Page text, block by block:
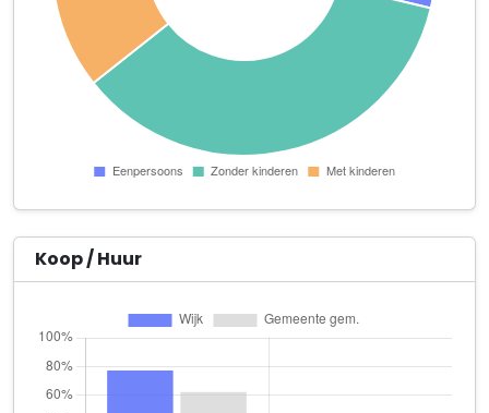
Verburg Plantenkwekerij & Stalling V.o.f.
Drieëndijk 29
Wijngaard Dienstverlening
Schoolstraat 2 b
Danny's Klusdiensten
Oliphantspad 11
Frá Einhyrningi
Stationsweg 26
gastgezin Mila
Hugo van Voorneweg 60
G.J. Voogt
Koop / Huur